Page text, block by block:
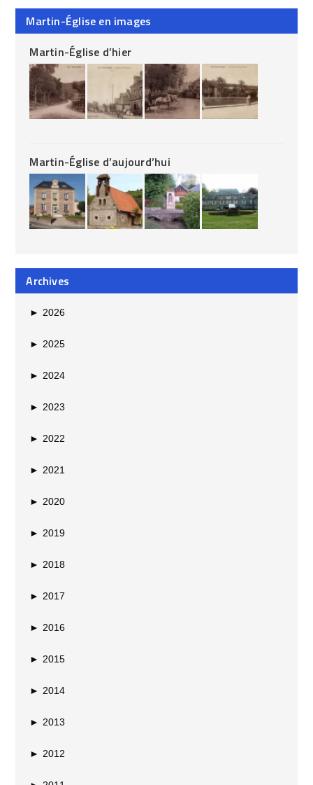
Martin-Église en images
Martin-Église d’hier
Martin-Église d’aujourd’hui
Archives
► 2026
► 2025
► 2024
► 2023
► 2022
► 2021
► 2020
► 2019
► 2018
► 2017
► 2016
► 2015
► 2014
► 2013
► 2012